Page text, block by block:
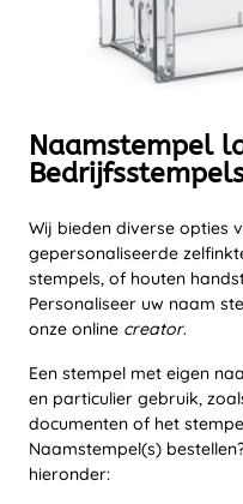
Naamstempel
Wij bieden diverse opties
gepersonaliseerde
stempels, of houten
Personaliseer uw naam
onze online creator.
Een stempel met eigen
en particulier gebruik,
documenten of het
Naamstempel(s)
hieronder: